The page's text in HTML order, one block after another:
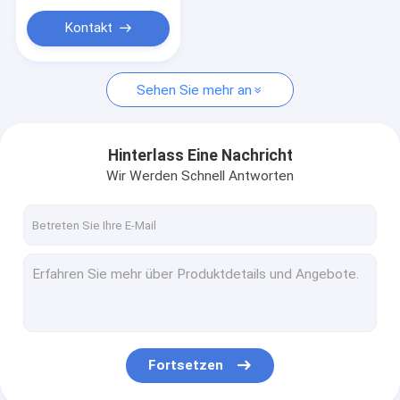
Kontakt
Sehen Sie mehr an
Hinterlass Eine Nachricht
Wir Werden Schnell Antworten
Fortsetzen